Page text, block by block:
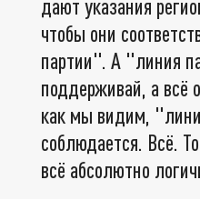
дают указания
чтобы они
партии". А "линия
поддерживай, а всё
как мы видим,
соблюдается. Всё.
всё абсолютно